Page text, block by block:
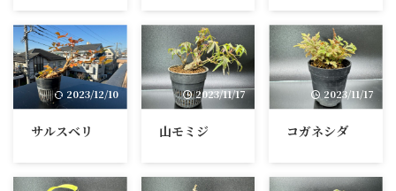
2023/12/10
サルスベリ
2023/11/17
山モミジ
2023/11/17
コガネシダ